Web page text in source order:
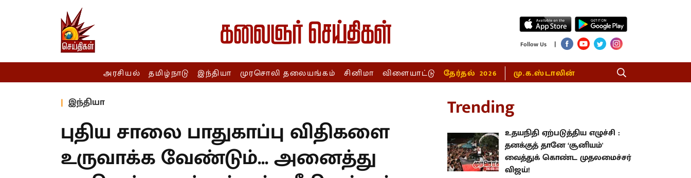
Follow Us |
அரசியல் தமிழ்நாடு இந்தியா முரசொலி தலையங்கம் சினிமா விளையாட்டு தேர்தல் 2026 மு.க.ஸ்டாலின்
இந்தியா
புதிய சாலை பாதுகாப்பு விதிகளை
உருவாக்க வேண்டும்... அனைத்து
Trending
உதயநிதி ஏற்படுத்திய எழுச்சி :
தனக்குத் தானே ‘சூனியம்'
வைத்துக் கொண்ட முதலமைச்சர்
விஜய்!